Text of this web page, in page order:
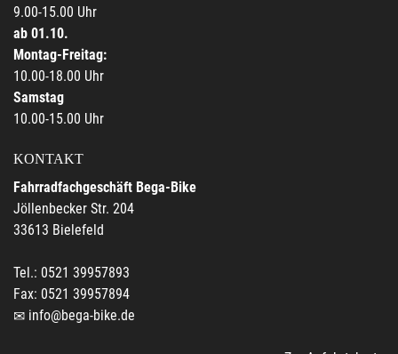
9.00-15.00 Uhr
ab 01.10.
Montag-Freitag:
10.00-18.00 Uhr
Samstag
10.00-15.00 Uhr
KONTAKT
Fahrradfachgeschäft Bega-Bike
Jöllenbecker Str. 204
33613 Bielefeld
Tel.: 0521 39957893
Fax: 0521 39957894
info@bega-bike.de